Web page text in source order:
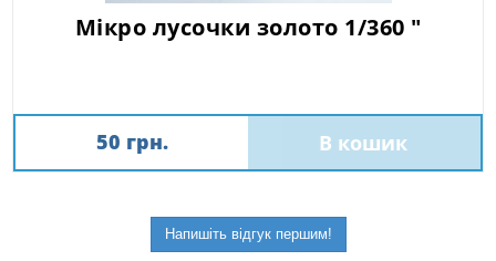
Мікро лусочки золото 1/360 "
50 грн. В кошик
Напишіть відгук першим!